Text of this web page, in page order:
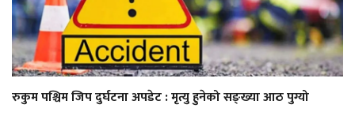
रुकुम पश्चिम जिप दुर्घटना अपडेट : मृत्यु हुनेको सङ्ख्या आठ पुग्यो